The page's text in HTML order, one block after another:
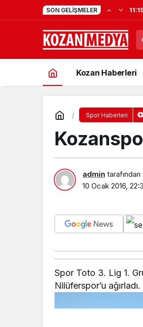
SON GELIŞMELER
Kozan Haberleri
Spor Haberleri
admin tarafından
10 Ocak 2016,
Spor Toto 3. Lig 1.
Nilüferspor’u